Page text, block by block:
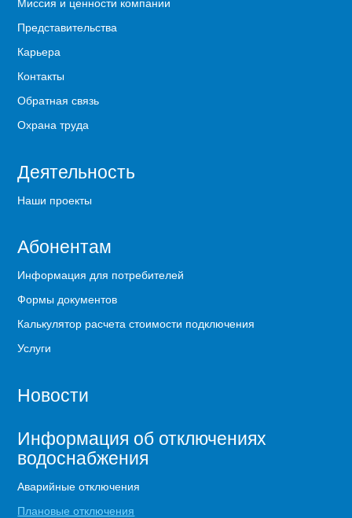
Представительства
Карьера
Контакты
Обратная связь
Охрана труда
Деятельность
Наши проекты
Абонентам
Информация для потребителей
Формы документов
Калькулятор расчета стоимости подключения
Услуги
Новости
Информация об отключениях
водоснабжения
Аварийные отключения
Плановые отключения